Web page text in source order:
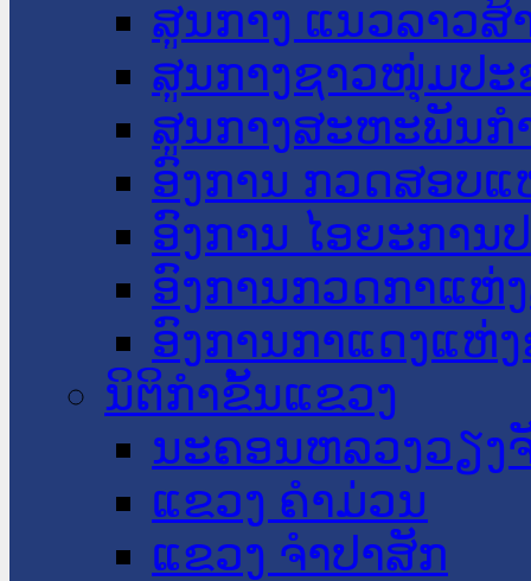
ສູນກາງ ແນວລາວສ້
ສູນກາງຊາວໜຸ່ມປະ
ສູນກາງສະຫະພັນກ
ອົງການ ກວດສອບແ
ອົງການ ໄອຍະການ
ອົງການກວດກາແຫ່
ອົງການກາແດງແຫ່
ນິຕິກໍາຂັ້ນແຂວງ
ນະ​ຄອນ​ຫລວງວຽງ
ແຂວງ ຄໍາມ່ວນ
ແຂວງ ຈໍາປາສັກ